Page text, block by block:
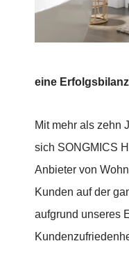
eine Erfolgsbilanz
Mit mehr als zehn
sich SONGMICS
Anbieter von
Kunden auf der
aufgrund unseres